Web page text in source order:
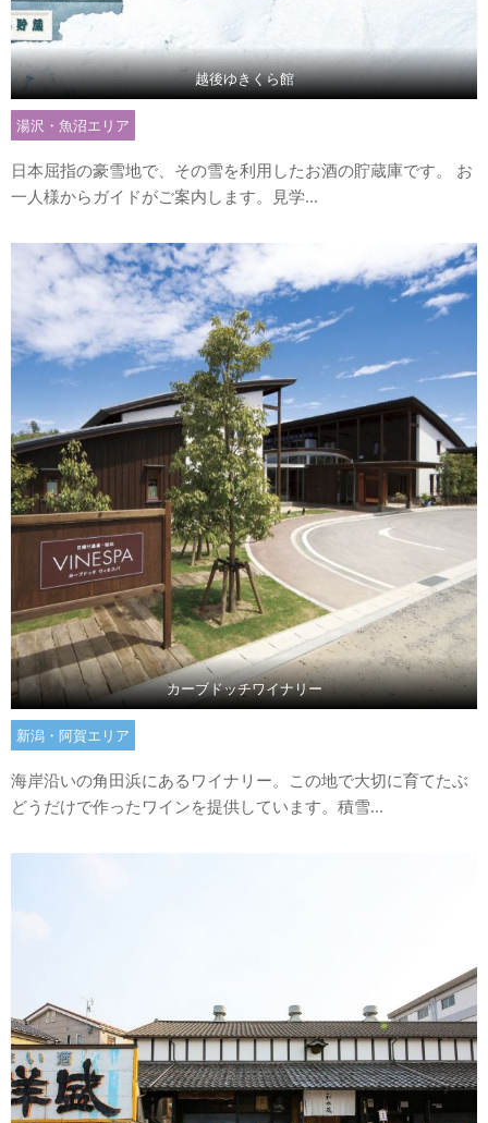
越後ゆきくら館
湯沢・魚沼エリア
日本屈指の豪雪地で、その雪を利用したお酒の貯蔵庫です。 お
一人様からガイドがご案内します。見学...
カーブドッチワイナリー
新潟・阿賀エリア
海岸沿いの角田浜にあるワイナリー。この地で大切に育てたぶ
どうだけで作ったワインを提供しています。積雪...